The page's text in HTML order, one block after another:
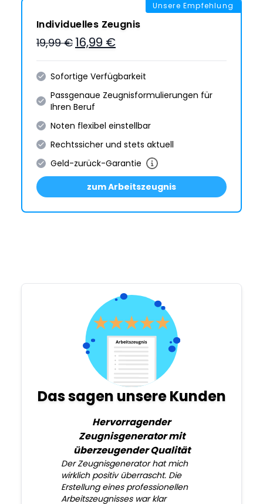
Unsere Empfehlung
Individuelles Zeugnis
19,99 € 16,99 €
Sofortige Verfügbarkeit
Passgenaue Zeugnis­formulie­rungen für
Ihren Beruf
Noten flexibel einstellbar
Rechtssicher und stets aktuell
Geld-zurück-Garantie
zum Arbeitszeugnis
Das sagen unsere Kunden
Hervorragender
Zeugnisgenerator mit
überzeugender Qualität
Der Zeugnisgenerator hat mich
wirklich positiv überrascht. Die
Erstellung eines professionellen
Arbeitszeugnisses war klar